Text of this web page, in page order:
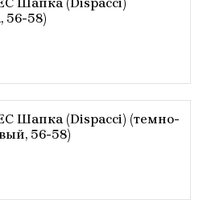
56-58)
Шапка (Dispacci) (темно-
56-58)